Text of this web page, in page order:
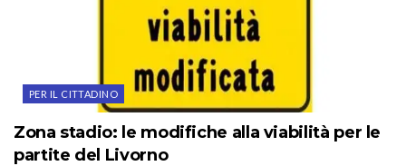
PER IL CITTADINO
Zona stadio: le modifiche alla viabilità per le
partite del Livorno